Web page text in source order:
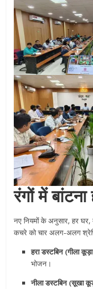
रंगों में
नए नियमों के अनुसार, हर
कचरे को चार अलग-अलग
हरा डस्टबिन (गीला
भोजन।
नीला डस्टबिन (सूखा